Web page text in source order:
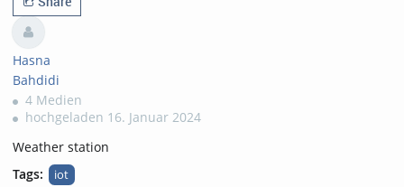
Hasna
Bahdidi
4 Medien
hochgeladen 16. Januar 2024
Weather station
Tags:
iot